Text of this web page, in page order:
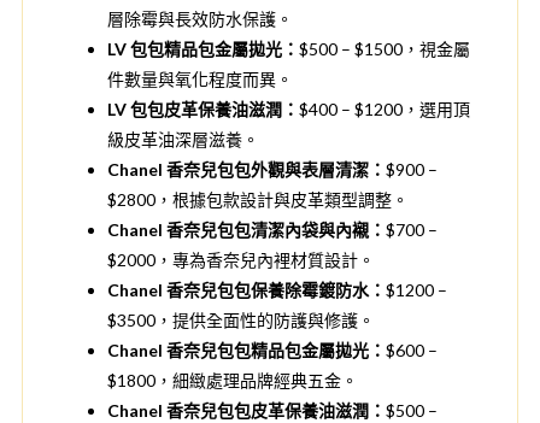
層除霉與長效防水保護。
LV 包包精品包金屬拋光： $500 – $1500，視金屬
件數量與氧化程度而異。
LV 包包皮革保養油滋潤： $400 – $1200，選用頂
級皮革油深層滋養。
Chanel 香奈兒包包外觀與表層清潔： $900 –
$2800，根據包款設計與皮革類型調整。
Chanel 香奈兒包包清潔內袋與內襯： $700 –
$2000，專為香奈兒內裡材質設計。
Chanel 香奈兒包包保養除霉鍍防水： $1200 –
$3500，提供全面性的防護與修護。
Chanel 香奈兒包包精品包金屬拋光： $600 –
$1800，細緻處理品牌經典五金。
Chanel 香奈兒包包皮革保養油滋潤： $500 –